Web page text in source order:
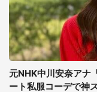
元NHK中川安奈アナ
ート私服コーデで神